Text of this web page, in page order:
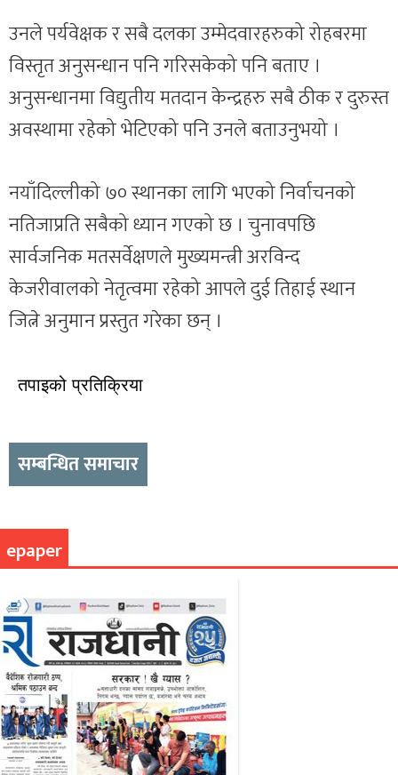
उनले पर्यवेक्षक र सबै दलका उम्मेदवारहरुको रोहबरमा
विस्तृत अनुसन्धान पनि गरिसकेको पनि बताए ।
अनुसन्धानमा विद्युतीय मतदान केन्द्रहरु सबै ठीक र दुरुस्त
अवस्थामा रहेको भेटिएको पनि उनले बताउनुभयो ।
नयाँदिल्लीको ७० स्थानका लागि भएको निर्वाचनको
नतिजाप्रति सबैको ध्यान गएको छ । चुनावपछि
सार्वजनिक मतसर्वेक्षणले मुख्यमन्त्री अरविन्द
केजरीवालको नेतृत्वमा रहेको आपले दुई तिहाई स्थान
जित्ने अनुमान प्रस्तुत गरेका छन् ।
तपाइको प्रतिक्रिया
सम्बन्धित समाचार
epaper